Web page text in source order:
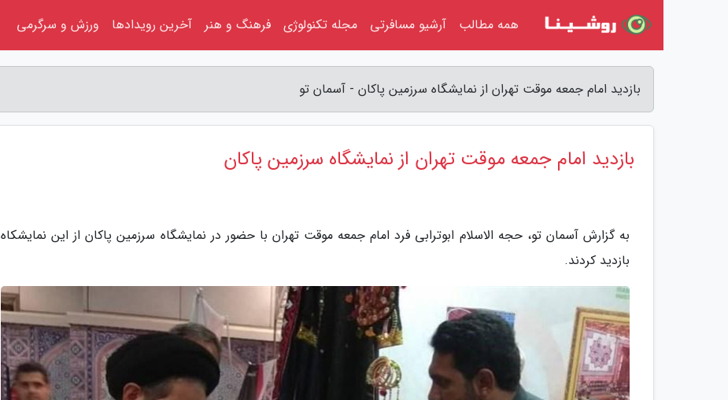
بازدید امام جمعه موقت تهران از نمایشگاه سرزمین پاکان - آسمان تو
بازدید امام جمعه موقت تهران از نمایشگاه سرزمین پاکان
به گزارش آسمان تو، حجه الاسلام ابوترابی فرد امام جمعه موقت تهران با حضور در نمایشگاه سرزمین پاکان از این نمایشکاه
بازدید کردند.
همه مطالب آرشیو مسافرتی مجله تکنولوژی فرهنگ و هنر آخرین رویدادها ورزش و سرگرمی